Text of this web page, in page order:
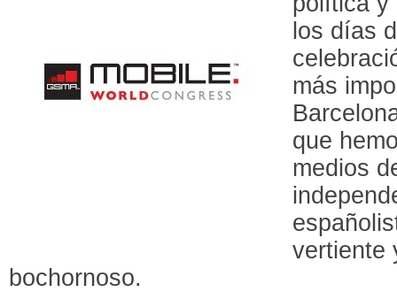
los días
más
que
medios
vertiente
bochornoso.